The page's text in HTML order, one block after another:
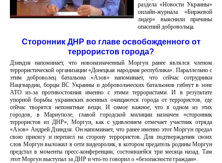
раздела «Новости Украины»
онлайн-журнала «Биржевой
лидер» выяснили причины
опасений добровольца.
Сторонник ДНР во главе освобожденного от
террористов города?
Дзиндзя напоминает, что новоназначенный Моргун ранее являлся членом
террористической организации «Донецкая народная республика». Параллельно с
этим доброволец батальона «Азов» напоминает, что сейчас сотрудники
Нацгвардии, борцы ВС Украины и добровольческих батальонов гибнут в зоне
АТО из-за противостояния именно с этими террористами. И в результате
упорной борьбы украинских военных очищаются города от террористов, где
сейчас творятся непонятные вещи. И самое важное, что в одном из этих
городов, в Мариуполе, главой городской милиции назначен «сторонник
террористов из ДНР», Моргун, как с удивлением отмечает участник отряда
«Азов» Андрей Дзиндзя. Он напоминает, что ранее именно этот Моргун предал
свою присягу и перешел на сторону террористов. Для подтверждения своих
слов Моргун выложил в сети видеоролик, в котором предатель родины Моргун
предстал в моменты пресс-конференции, состоявшейся три месяца назад. Там
этот Моргун выступал за ДНР и что-то говорил о «безопасности граждан».